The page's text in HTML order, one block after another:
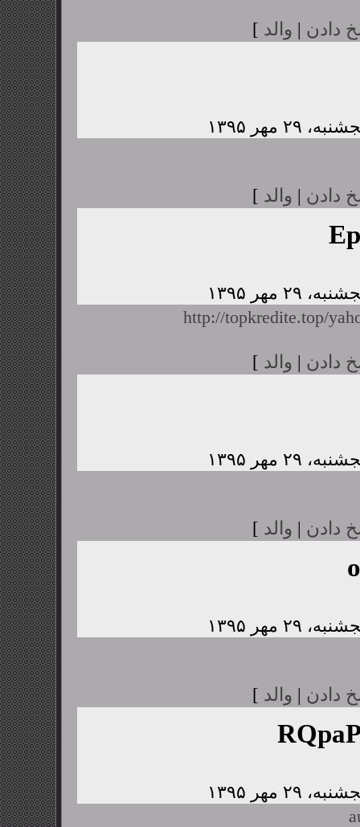
دادن | والد ]
دادن | والد ]
http://topkredite.top/
دادن | والد ]
دادن | والد ]
دادن | والد ]